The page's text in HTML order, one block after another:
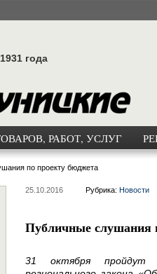
года
РАБОТ, УСЛУГ
по проекту бюджета
25.10.2016 Рубрика: Новости
Публичные слушания
31 октября пройдут